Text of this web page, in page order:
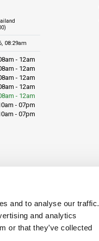
and to analyse our traffic.
and analytics
or that they’ve collected
08:29am
- 12am
- 12am
- 12am
- 12am
- 12am
- 07pm
- 07pm